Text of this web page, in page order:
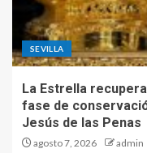
SEVILLA
La Estrella
fase de
Jesús de las Penas
agosto 7, 2026 admin